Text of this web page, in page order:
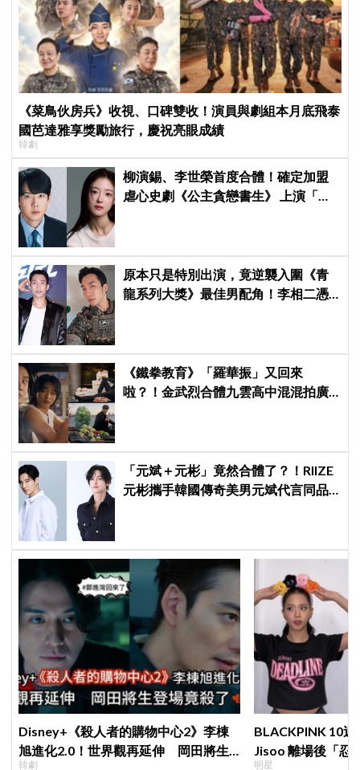
《菜鳥伙房兵》收視、口碑雙收！演員與劇組本月底飛泰
國芭達雅享獎勵旅行，慶祝亮眼成績
韓劇
柳演錫、李世榮首度合體！確定加盟
虐心史劇《公主貪戀書生》 上演「朝
原本只是特別出演，竟逆襲入圍《青
龍系列大獎》最佳男配角！李相二憑
《鐵拳教育》「羅華振」又回來
啦？！金武烈合體九雲高中混混拍廣
「元斌＋元彬」竟然合體了？！RIIZE
元彬攜手韓國傳奇美男元斌代言同品
Disney+《殺人者的購物中心2》李棟
旭進化2.0！世界觀再延伸 岡田將生
韓劇
BLACKPINK 10
Jisoo 離場後「忍
明星